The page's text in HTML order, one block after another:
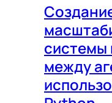
системы
между